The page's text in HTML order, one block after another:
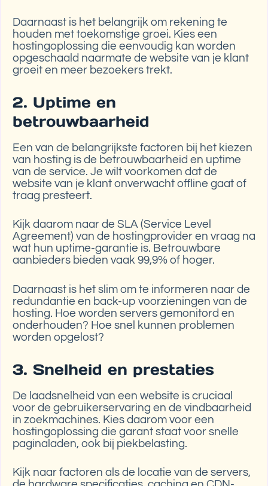
Daarnaast is het belangrijk om rekening te
houden met toekomstige groei. Kies een
hostingoplossing die eenvoudig kan worden
opgeschaald naarmate de website van je klant
groeit en meer bezoekers trekt.
2. Uptime en
betrouwbaarheid
Een van de belangrijkste factoren bij het kiezen
van hosting is de betrouwbaarheid en uptime
van de service. Je wilt voorkomen dat de
website van je klant onverwacht offline gaat of
traag presteert.
Kijk daarom naar de SLA (Service Level
Agreement) van de hostingprovider en vraag na
wat hun uptime-garantie is. Betrouwbare
aanbieders bieden vaak 99,9% of hoger.
Daarnaast is het slim om te informeren naar de
redundantie en back-up voorzieningen van de
hosting. Hoe worden servers gemonitord en
onderhouden? Hoe snel kunnen problemen
worden opgelost?
3. Snelheid en prestaties
De laadsnelheid van een website is cruciaal
voor de gebruikerservaring en de vindbaarheid
in zoekmachines. Kies daarom voor een
hostingoplossing die garant staat voor snelle
paginaladen, ook bij piekbelasting.
Kijk naar factoren als de locatie van de servers,